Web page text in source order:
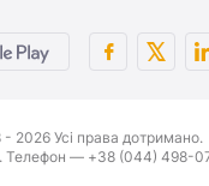
2026 Усі права дотримано.
— +38 (044) 498-